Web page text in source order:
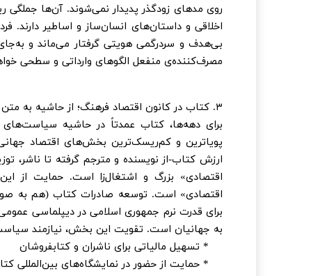
روی مدهای زودگذر پدیدار نمی‌شوند. آن‌ها جملگی
اخلاقی و داستان‌های انسان‌ساز و اساطیر دارند.
بی‌هدف و سردرگمی هویتی گرفتار می‌ماند و
مصرف‌کننده‌ی منفعل الگوهای وارداتی و سطحی
۳. کتاب در کانون اقتصاد فرهنگ؛ از حاشیه به متن
برای دهه‌ها، کتاب عمدتاً در حاشیه سیاست‌های
پویاترین و کم‌ریسک‌ترین بخش‌های اقتصاد
ارزش کتاب-از نویسنده و مترجم گرفته تا ناشر،
اقتصادی» بزرگ و اشتغال‌زا است. حمایت از
اقتصادی» است. توسعه صادرات کتاب (هم به صورت
برای قدرت نرم جمهوری اسلامی در دیپلماسی
به جهانیان است. تقویت این بخش، نیازمند
* تسهیل مالیاتی برای ناشران و کتابفروشان
* حمایت از حضور در نمایشگاه‌های بین‌المللی